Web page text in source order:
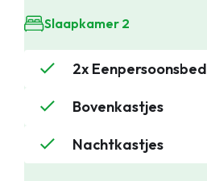
Slaapkamer 2
2x Eenpersoonsbed
Bovenkastjes
Nachtkastjes